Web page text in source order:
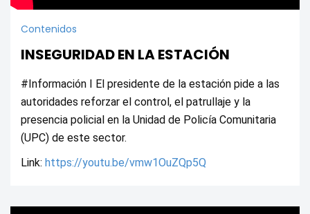
Contenidos
INSEGURIDAD EN LA ESTACIÓN
#Información I El presidente de la estación pide a las
autoridades reforzar el control, el patrullaje y la
presencia policial en la Unidad de Policía Comunitaria
(UPC) de este sector.
Link: https://youtu.be/vmw1OuZQp5Q